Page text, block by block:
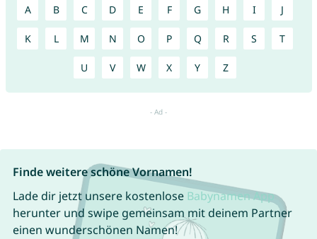
A B C D E F G H I J
K L M N O P Q R S T
U V W X Y Z
Finde weitere schöne Vornamen!
Lade dir jetzt unsere kostenlose Babynamen App
herunter und swipe gemeinsam mit deinem Partner
einen wunderschönen Namen!